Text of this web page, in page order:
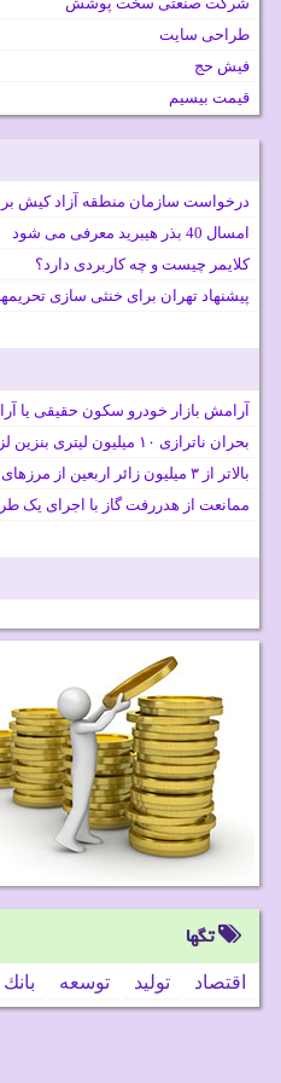
طراحی سایت
فیش حج
قیمت بیسیم
درخواست سازمان منطقه آزاد کیش
امسال 40 بذر هیبرید معرفی می شود
کلایمر چیست و چه کاربردی دارد؟
پیشنهاد تهران برای خنثی سازی
آرامش بازار خودرو سکون حقیقی یا
بحران ناترازی ۱۰ میلیون لیتری بنزین لزوم مدیریت تقاضا و اصلاح ساختار
بالاتر از ۳ میلیون زائر اربعین از مرزهای زمینی کشور خارج شدند
ممانعت از هدررفت گاز با اجرای یک
تگها
اقتصاد تولید توسعه بانك